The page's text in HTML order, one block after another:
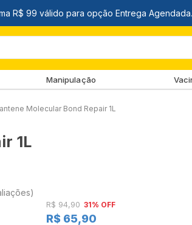
Manipulação
Molecular Bond Repair 1L
1L
R$ 94,90 31% OFF
R$ 65,90